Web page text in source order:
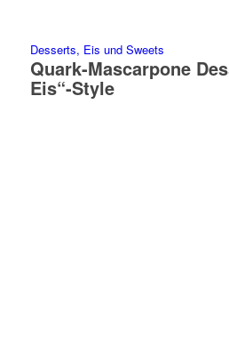
Desserts, Eis und Sweets
Quark-Mascarpone
Eis“-Style